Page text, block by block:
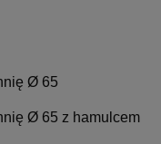
Ø 65
Ø 65 z hamulcem